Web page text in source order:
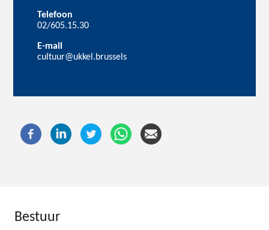
Telefoon
02/605.15.30
E-mail
cultuur@ukkel.brussels
Bestuur